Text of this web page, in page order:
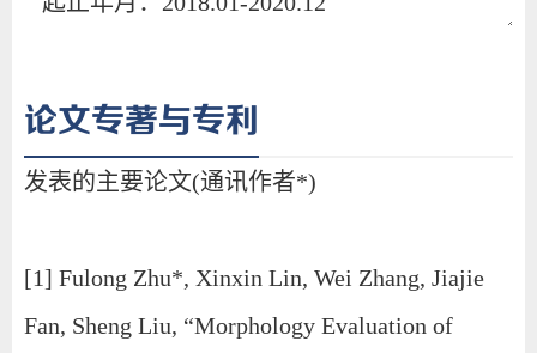
论文专著与专利